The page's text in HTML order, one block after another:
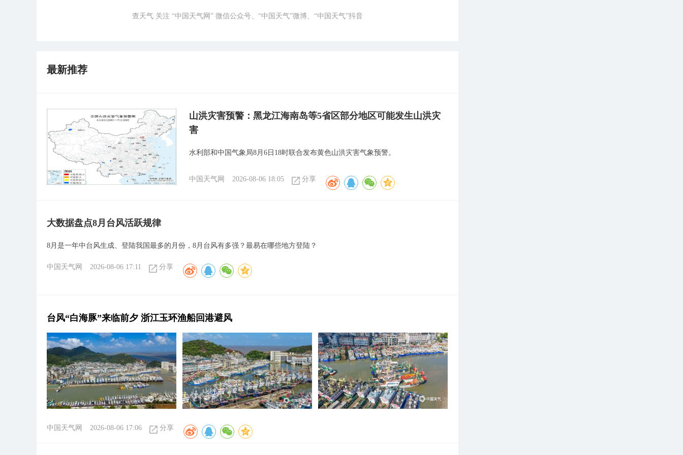
查天气 关注 “中国天气网” 微信公众号、“中国天气”微博、“中国天气”抖音
最新推荐
山洪灾害预警：黑龙江海南岛等5省区部分地区可能发生山洪灾
害
水利部和中国气象局8月6日18时联合发布黄色山洪灾害气象预警。
中国天气网 2026-08-06 18:05 分享
大数据盘点8月台风活跃规律
8月是一年中台风生成、登陆我国最多的月份，8月台风有多强？最易在哪些地方登陆？
中国天气网 2026-08-06 17:11 分享
台风“白海豚”来临前夕 浙江玉环渔船回港避风
中国天气网 2026-08-06 17:06 分享